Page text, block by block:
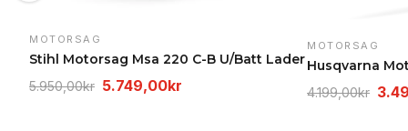
MOTORSAG
Stihl Motorsag Msa 220 C-B U/Batt Lader
5.950,00kr Opprinnelig
5.749,00kr
MOTORSAG
Husqvarna
4.199,00kr